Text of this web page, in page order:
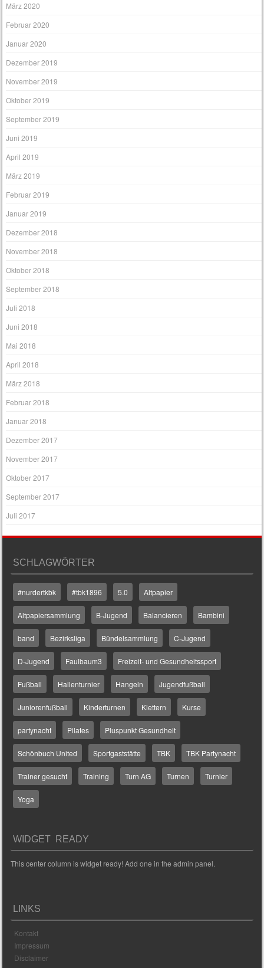
März 2020
Februar 2020
Januar 2020
Dezember 2019
November 2019
Oktober 2019
September 2019
Juni 2019
April 2019
März 2019
Februar 2019
Januar 2019
Dezember 2018
November 2018
Oktober 2018
September 2018
Juli 2018
Juni 2018
Mai 2018
April 2018
März 2018
Februar 2018
Januar 2018
Dezember 2017
November 2017
Oktober 2017
September 2017
Juli 2017
SCHLAGWÖRTER
#nurdertkbk #tbk1896 5.0 Altpapier
Altpapiersammlung B-Jugend Balancieren Bambini
band Bezirksliga Bündelsammlung C-Jugend
D-Jugend Faulbaum3 Freizeit- und Gesundheitssport
Fußball Hallenturnier Hangeln Jugendfußball
Juniorenfußball Kinderturnen Klettern Kurse
partynacht Pilates Pluspunkt Gesundheit
Schönbuch United Sportgaststätte TBK TBK Partynacht
Trainer gesucht Training Turn AG Turnen Turnier
Yoga
WIDGET READY
This center column is widget ready! Add one in the admin panel.
LINKS
Kontakt
Impressum
Disclaimer